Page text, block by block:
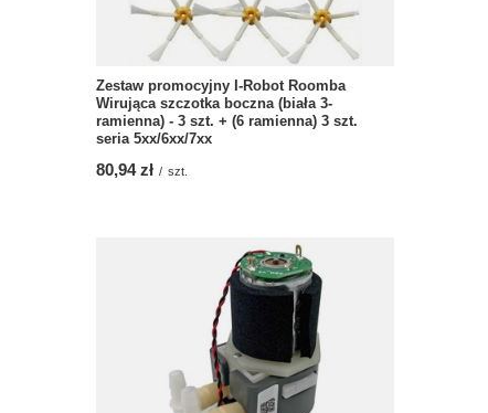
Zestaw promocyjny I-Robot Roomba
Wirująca szczotka boczna (biała 3-
ramienna) - 3 szt. + (6 ramienna) 3 szt.
seria 5xx/6xx/7xx
80,94 zł / szt.